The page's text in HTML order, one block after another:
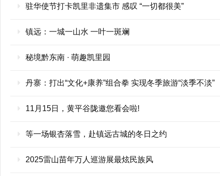
驻华使节打卡凯里非遗集市 感叹 “一切都很美”
镇远：一城一山水 一叶一斑斓
秘境黔东南 · 萌趣凯里园
丹寨：打出“文化+康养”组合拳 实现冬季旅游“淡季不淡”
11月15日，黄平谷陇邀您看会啦!
等一场银杏落雪，赴镇远古城的冬日之约
2025雷山苗年万人巡游展最炫民族风